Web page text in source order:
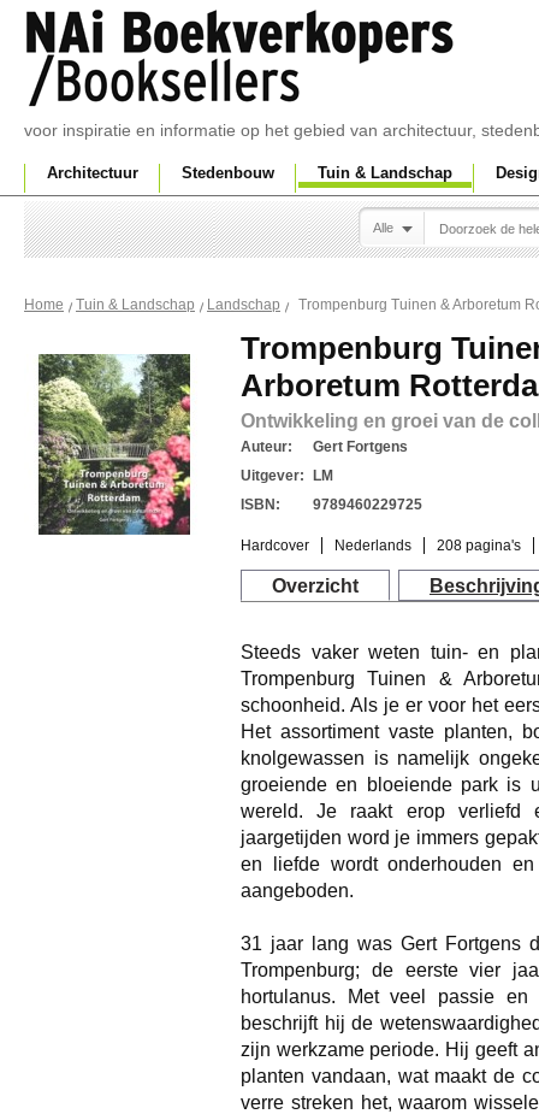
voor inspiratie en informatie op het gebied van architectuur,
Architectuur Stedenbouw Tuin & Landschap
Alle
Home Tuin & Landschap Landschap Trompenburg Tuinen & Arboretum
Trompenburg
Arboretum
Ontwikkeling en groei van de
Auteur:
Gert Fortgens
Uitgever:
LM
ISBN:
9789460229725
Hardcover Nederlands 208 pagina's
Overzicht
Steeds vaker weten tuin- en
Trompenburg Tuinen &
schoonheid. Als je er voor het
Het assortiment vaste planten,
knolgewassen is namelijk
groeiende en bloeiende park is
wereld. Je raakt erop verliefd
jaargetijden word je immers
en liefde wordt onderhouden
aangeboden.
31 jaar lang was Gert Fortgens
Trompenburg; de eerste vier
hortulanus. Met veel passie
beschrijft hij de
zijn werkzame periode. Hij geeft
planten vandaan, wat maakt de
verre streken het, waarom